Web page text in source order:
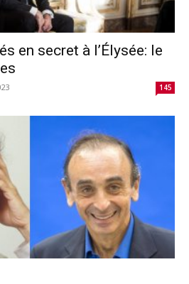
en secret à l’Élysée: le
145